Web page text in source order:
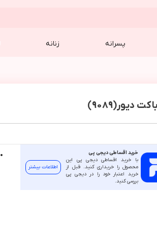
پسرانه زنانه
دیور(9089)
خرید اقساطی دیجی پی
با خرید اقساطی دیجی پی این
محصول را خریداری کنید. قبل از
خرید اعتبار خود را در دیجی پی
بررسی کنید.
اطلاعات بیشتر